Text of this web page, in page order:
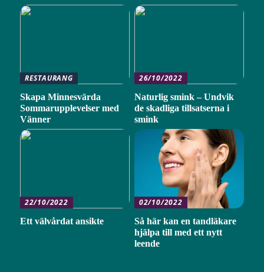
RESTAURANG
Skapa Minnesvärda
Sommarupplevelser med
Vänner
26/10/2022
Naturlig smink – Undvik
de skadliga tillsatserna i
smink
22/10/2022
Ett välvårdat ansikte
02/10/2022
Så här kan en tandläkare
hjälpa till med ett nytt
leende